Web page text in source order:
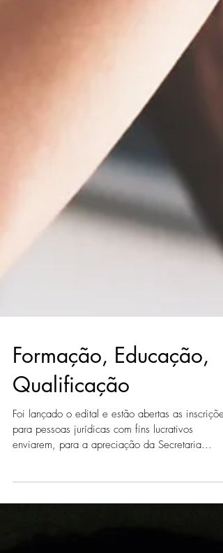
Formação, Educação,
Qualificação
Foi lançado o edital e estão abertas as